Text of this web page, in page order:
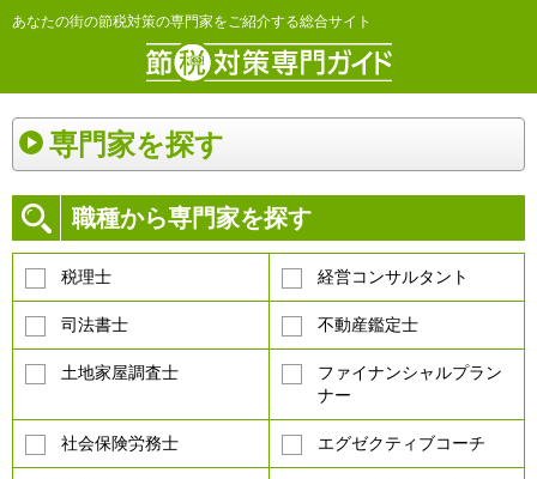
あなたの街の節税対策の専門家をご紹介する総合サイト
専門家を探す
職種から専門家を探す
税理士 経営コンサルタント
司法書士 不動産鑑定士
土地家屋調査士
ファイナンシャルプラン
ナー
社会保険労務士 エグゼクティブコーチ